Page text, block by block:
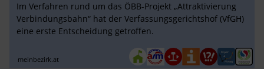
Im Verfahren rund um das ÖBB-Projekt „Attraktivierung
Verbindungsbahn“ hat der Verfassungsgerichtshof (VfGH)
eine erste Entscheidung getroffen.
meinbezirk.at